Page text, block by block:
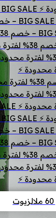
الزيوت